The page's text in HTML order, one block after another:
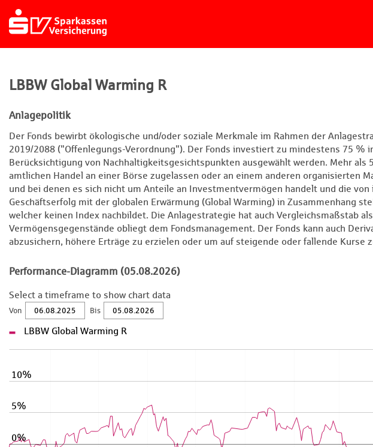
LBBW Global Warming R
Anlagepolitik
Der Fonds bewirbt ökologische und/oder soziale Merkmale im Rahmen der
2019/2088 ("Offenlegungs-Verordnung"). Der Fonds investiert zu mindestens 75
Berücksichtigung von Nachhaltigkeitsgesichtspunkten ausgewählt werden. Mehr
amtlichen Handel an einer Börse zugelassen oder an einem anderen organisierten
und bei denen es sich nicht um Anteile an Investmentvermögen handelt und die
Geschäftserfolg mit der globalen Erwärmung (Global Warming) in Zusammenhang
welcher keinen Index nachbildet. Die Anlagestrategie hat auch Vergleichsmaßstab
Vermögensgegenstände obliegt dem Fondsmanagement. Der Fonds kann auch
abzusichern, höhere Erträge zu erzielen oder um auf steigende oder fallende Kurse
Performance-Diagramm (05.08.2026)
Select a timeframe to show chart data
Von Bis
LBBW Global Warming R
0%
5%
10%